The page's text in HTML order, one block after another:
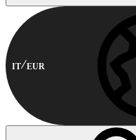
IT EUR